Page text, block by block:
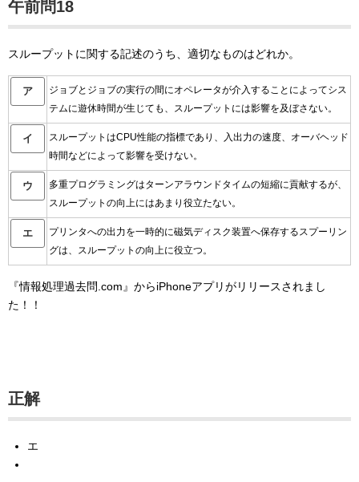
午前問18
スループットに関する記述のうち、適切なものはどれか。
ア
ジョブとジョブの実行の間にオペレータが介入することによってシス
テムに遊休時間が生じても、スループットには影響を及ぼさない。
イ
スループットはCPU性能の指標であり、入出力の速度、オーバヘッド
時間などによって影響を受けない。
ウ
多重プログラミングはターンアラウンドタイムの短縮に貢献するが、
スループットの向上にはあまり役立たない。
エ
プリンタへの出力を一時的に磁気ディスク装置へ保存するスプーリン
グは、スループットの向上に役立つ。
『情報処理過去問.com』からiPhoneアプリがリリースされまし
た！！
正解
エ